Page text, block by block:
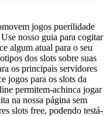
jogos puerilidade
nosso guia para cogitar
algum atual para o seu
dos slots sobre suas
os principais servidores
jogos para os slots da
permitem-achinca jogar
na nossa página sem
slots free, podendo testá-